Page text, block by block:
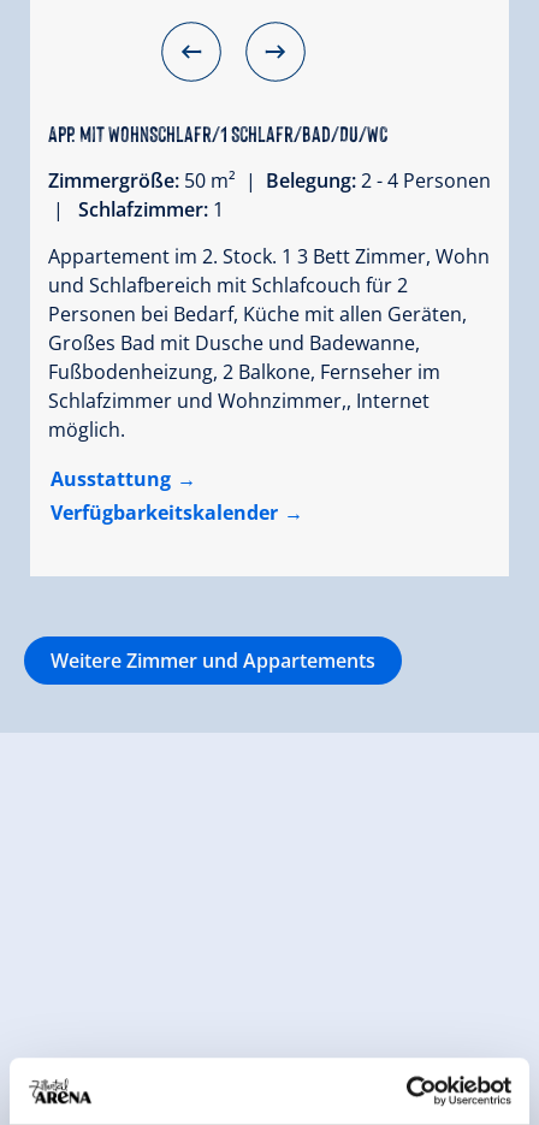
App. mit WohnSchlafr/1 Schlafr/Bad/Du/WC
Zimmergröße: 50 m² | Belegung:2 - 4 Personen
|
Schlafzimmer: 1
Appartement im 2. Stock. 1 3 Bett Zimmer, Wohn
und Schlafbereich mit Schlafcouch für 2
Personen bei Bedarf, Küche mit allen Geräten,
Großes Bad mit Dusche und Badewanne,
Fußbodenheizung, 2 Balkone, Fernseher im
Schlafzimmer und Wohnzimmer,, Internet
möglich.
Ausstattung
Verfügbarkeitskalender
Weitere Zimmer und Appartements